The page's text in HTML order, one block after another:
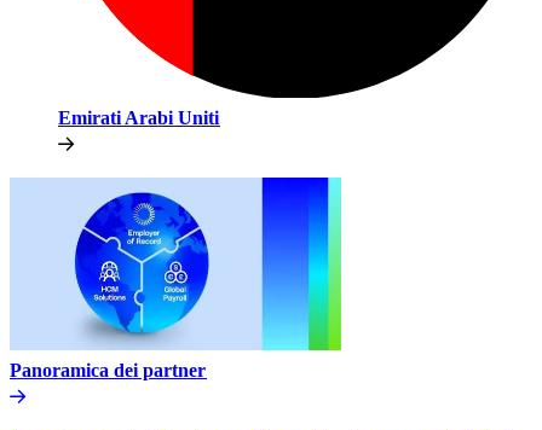
Emirati Arabi Uniti​​
Panoramica dei partner​​